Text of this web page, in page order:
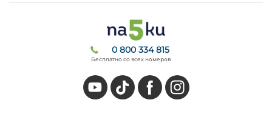
0 800 334 815
Бесплатно со всех номеров